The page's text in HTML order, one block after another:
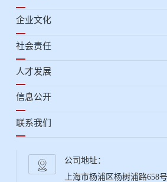
企业文化
社会责任
人才发展
信息公开
联系我们
公司地址：
上海市杨浦区杨树浦路658